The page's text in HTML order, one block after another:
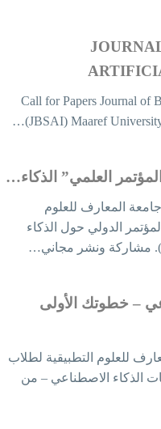
Call for Papers Journal of
(JBSAI) Maaref
العلمي” الذكاء…
المعارف للعلوم
الدولي حول الذكاء
– خطوتك الأولى
للعلوم التطبيقية لطلاب
الذكاء الاصطناعي – من